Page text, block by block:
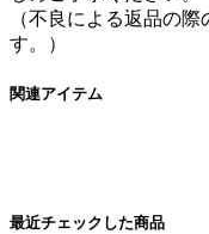
（不良による返品の
す。）
関連アイテム
最近チェックした商品